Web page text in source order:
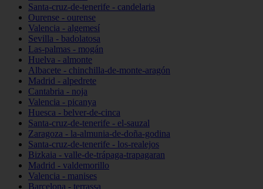
Santa-cruz-de-tenerife - candelaria
Ourense - ourense
Valencia - algemesí
Sevilla - badolatosa
Las-palmas - mogán
Huelva - almonte
Albacete - chinchilla-de-monte-aragón
Madrid - alpedrete
Cantabria - noja
Valencia - picanya
Huesca - belver-de-cinca
Santa-cruz-de-tenerife - el-sauzal
Zaragoza - la-almunia-de-doña-godina
Santa-cruz-de-tenerife - los-realejos
Bizkaia - valle-de-trápaga-trapagaran
Madrid - valdemorillo
Valencia - manises
Barcelona - terrassa